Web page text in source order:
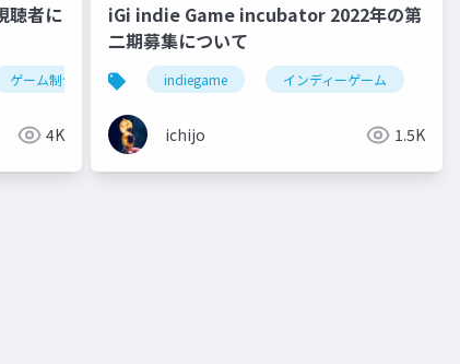
twitch twitch extensions ゲーム実況
聴者に
ゲーム制作
4K
iGi indie Game incubator 2022年の第
二期募集について
indiegame インディーゲーム
ichijo 1.5K